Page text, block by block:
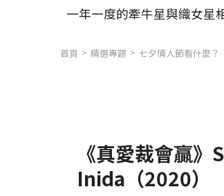
一年一度的牽牛星與織女星
首頁 精選專題 七夕情人節看什麼
《真愛裁會贏
Inida（2020）